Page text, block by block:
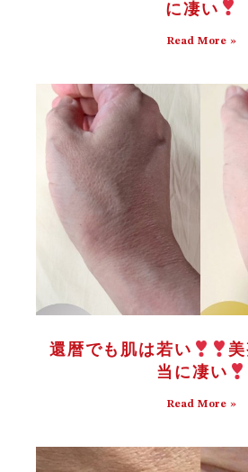
に凄い
Read More »
還暦でも肌は若い
当に凄い
Read More »